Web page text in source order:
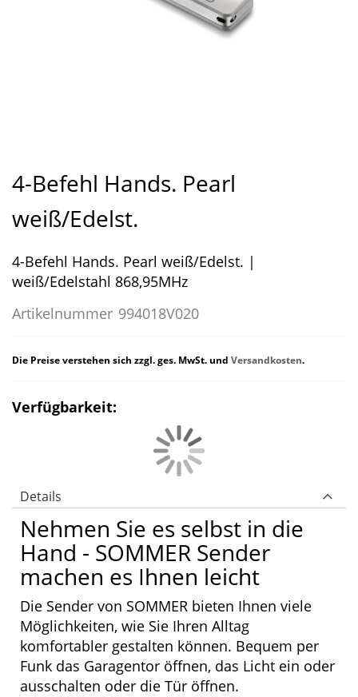
der
Bildergalerie
springen
4-Befehl Hands. Pearl
weiß/Edelst.
4-Befehl Hands. Pearl weiß/Edelst. |
weiß/Edelstahl 868,95MHz
Artikelnummer 994018V020
Die Preise verstehen sich zzgl. ges. MwSt. und Versandkosten.
Verfügbarkeit:
Details
Nehmen Sie es selbst in die
Hand - SOMMER Sender
machen es Ihnen leicht
Die Sender von SOMMER bieten Ihnen viele
Möglichkeiten, wie Sie Ihren Alltag
komfortabler gestalten können. Bequem per
Funk das Garagentor öffnen, das Licht ein oder
ausschalten oder die Tür öffnen.